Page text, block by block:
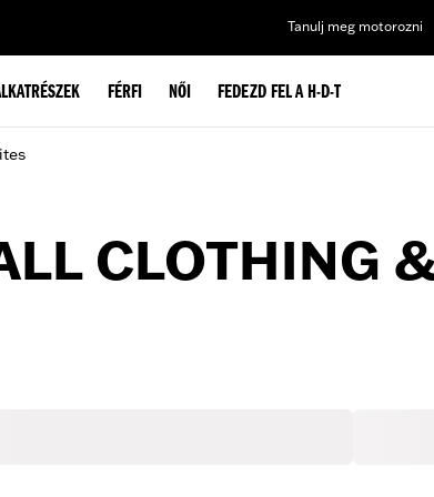
Tanulj meg motorozni
FÉRFI NŐI FEDEZD FEL A H-D-T
CLOTHING